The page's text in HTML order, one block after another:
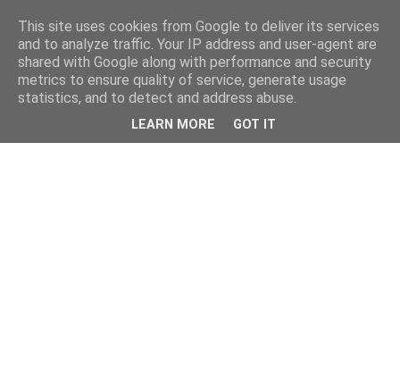
This site uses cookies from Google to deliver its services
and to analyze traffic. Your IP address and user-agent are
shared with Google along with performance and security
metrics to ensure quality of service, generate usage
statistics, and to detect and address abuse.
LEARN MORE GOT IT